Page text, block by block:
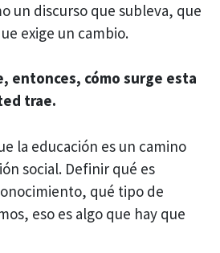
un discurso que subleva, que
exige un cambio.
entonces, cómo surge esta
trae.
la educación es un camino
social. Definir qué es
qué tipo de
eso es algo que hay que